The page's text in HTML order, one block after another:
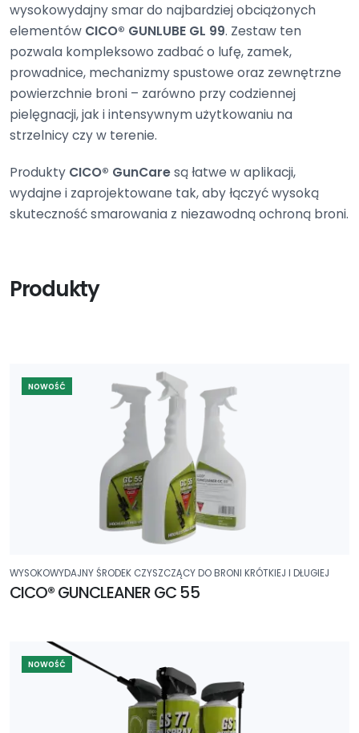
wysokowydajny smar do najbardziej obciążonych
elementów CICO® GUNLUBE GL 99. Zestaw ten
pozwala kompleksowo zadbać o lufę, zamek,
prowadnice, mechanizmy spustowe oraz zewnętrzne
powierzchnie broni – zarówno przy codziennej
pielęgnacji, jak i intensywnym użytkowaniu na
strzelnicy czy w terenie.
Produkty CICO® GunCaresą łatwe w aplikacji,
wydajne i zaprojektowane tak, aby łączyć wysoką
skuteczność smarowania z niezawodną ochroną broni.
Produkty
NOWOŚĆ
WYSOKOWYDAJNY ŚRODEK CZYSZCZĄCY DO BRONI KRÓTKIEJ I DŁUGIEJ
CICO® GUNCLEANER GC 55
NOWOŚĆ